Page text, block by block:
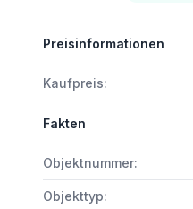
Preisinformationen
Kaufpreis:
Fakten
Objektnummer:
Objekttyp: